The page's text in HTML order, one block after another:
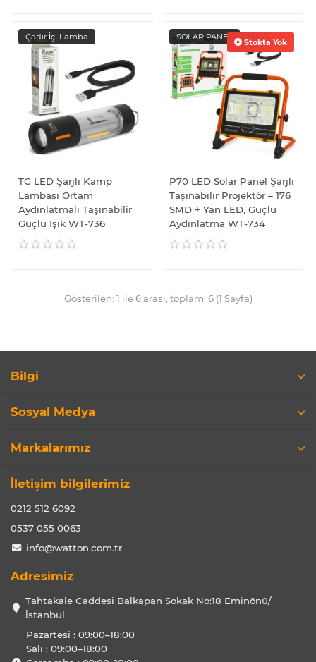
Çadır İçi Lamba
TG LED Şarjlı Kamp
Lambası Ortam
Aydınlatmalı Taşınabilir
Güçlü Işık WT-736
SOLAR PANEL
Stokta Yok
P70 LED Solar Panel Şarjlı
Taşınabilir Projektör – 176
SMD + Yan LED, Güçlü
Aydınlatma WT-734
Gösterilen: 1 ile 6 arası, toplam: 6 (1 Sayfa)
Bilgi
Sosyal Medya
Markalarımız
İletişim bilgilerimiz
0212 512 6092
0537 055 0063
info@watton.com.tr
Adresimiz
Tahtakale Caddesi Balkapan Sokak No:18 Eminönü/
İstanbul
Pazartesi : 09:00–18:00
Salı : 09:00–18:00